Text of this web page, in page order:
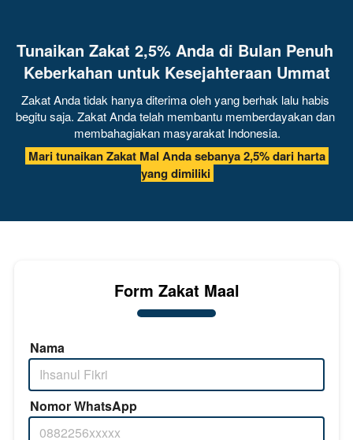
Tunaikan Zakat 2,5% Anda di Bulan Penuh
Keberkahan untuk Kesejahteraan Ummat
Zakat Anda tidak hanya diterima oleh yang berhak lalu habis
begitu saja. Zakat Anda telah membantu memberdayakan dan
membahagiakan masyarakat Indonesia.
yang dimiliki
Form Zakat Maal
Nama
Nomor WhatsApp